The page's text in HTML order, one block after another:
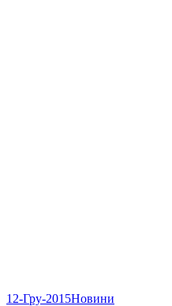
12-Гру-2015Новини